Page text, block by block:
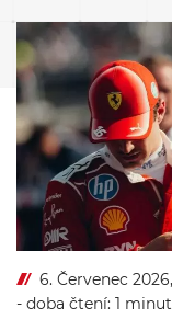
6. Červenec
- doba čtení: 1